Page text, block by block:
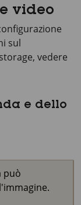
video
sul
vedere
e dello
può